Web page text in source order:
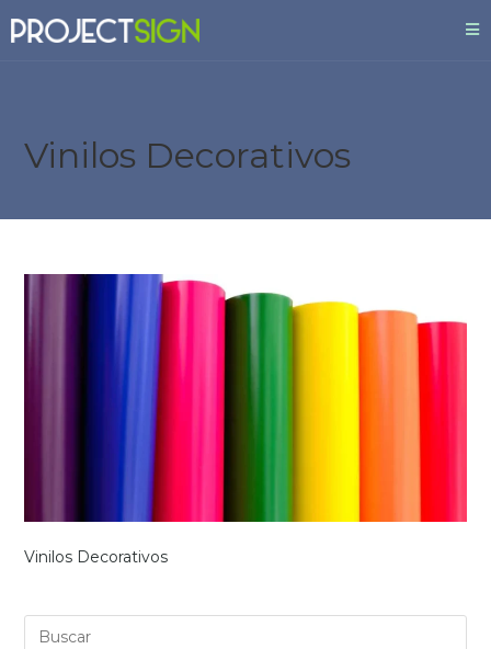
Vinilos Decorativos
Vinilos Decorativos